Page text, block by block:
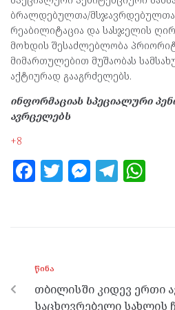
ბრალდებულთა/მსჯავრდებულთა
რეაბილიტაცია და სასჯელის
მოხდის შესაძლებლობა
მიმართულებით მუშაობას
აქტიურად გააგრძელებს.
ინფორმაციას სპეციალური
ავრცელებს
+8
F
a
o
o
k
T
w
M
es
er
T
el
m p
p
ᲬᲘᲜᲐ
თბილისში კიდევ ერთი
საცხოვრებელი სახლის